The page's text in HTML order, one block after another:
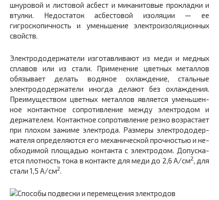
шнуровой и листовой асбест и миканитовые прокладки и
втулки. Недостаток асбестовой изоляции — ее
гигроскопичность и уменьшение электроизоляцион­ных
свойств.
Электрододержатели изготавливают из меди и мед­ных
сплавов или из стали. Применение цветных метал­лов
обязывает делать водяное охлаждение, стальные
электрододержатели иногда делают без охлаждения.
Преимуществом цветных металлов является уменьшен­
ное контактное сопротивление между электродом и
держателем. Контактное сопротивление резко возрастает
при плохом зажиме электрода. Размеры электрододер­
жателя определяются его механической прочностью и не­
обходимой площадью контакта с электродом. Допуска­
ется плотность тока в контакте для меди до 2,6 А/см2, для
стали 1,5 А/см2.